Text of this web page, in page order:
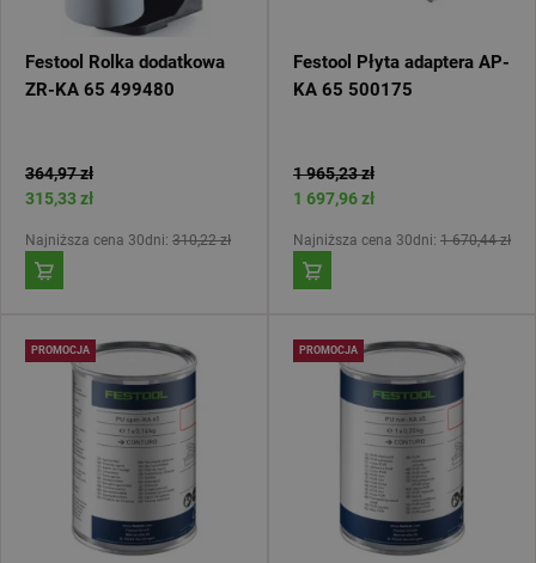
Festool Rolka dodatkowa
ZR-KA 65 499480
364,97 zł
315,33 zł
Najniższa cena 30dni: 310,22 zł
Festool Płyta adaptera AP-
KA 65 500175
1 965,23 zł
1 697,96 zł
Najniższa cena 30dni: 1 670,44 zł
PROMOCJA PROMOCJA